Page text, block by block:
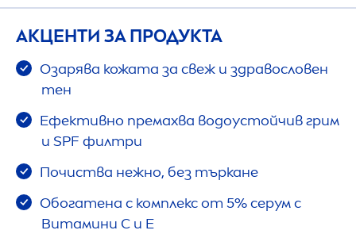
АКЦЕНТИ ЗА ПРОДУКТА
Озарява кожата за свеж и здравословен
тен
Ефективно премахва водоустойчив грим
и SPF филтри
Почиства нежно, без търкане
Обогатена с комплекс от 5% серум с
Витамини C и E